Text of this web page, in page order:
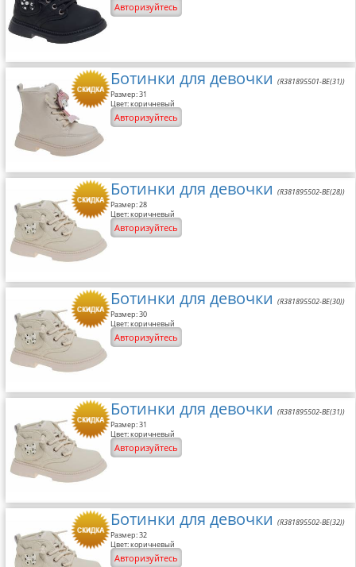
Авторизуйтесь
Ботинки для девочки (R381895501-BE(31))
Размер: 31
Цвет: коричневый
Авторизуйтесь
Ботинки для девочки (R381895502-BE(28))
Размер: 28
Цвет: коричневый
Авторизуйтесь
Ботинки для девочки (R381895502-BE(30))
Размер: 30
Цвет: коричневый
Авторизуйтесь
Ботинки для девочки (R381895502-BE(31))
Размер: 31
Цвет: коричневый
Авторизуйтесь
Ботинки для девочки (R381895502-BE(32))
Размер: 32
Цвет: коричневый
Авторизуйтесь